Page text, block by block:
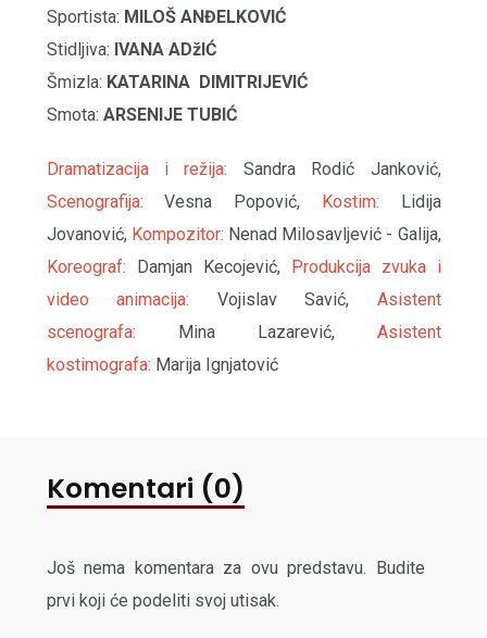
Sportista: MILOŠ ANĐELKOVIĆ
Stidljiva: IVANA ADžIĆ
Šmizla: KATARINA DIMITRIJEVIĆ
Smota: ARSENIJE TUBIĆ
Dramatizacija i režija: Sandra Rodić Janković,
Scenografija: Vesna Popović, Kostim: Lidija
Jovanović,Kompozitor: Nenad Milosavljević - Galija,
Koreograf: Damjan Kecojević,
Produkcija zvuka i
video animacija: Vojislav Savić, Asistent
scenografa:
Mina Lazarević, Asistent
kostimografa: Marija Ignjatović
Komentari (0)
Još nema komentara za ovu predstavu. Budite
prvi koji će podeliti svoj utisak.